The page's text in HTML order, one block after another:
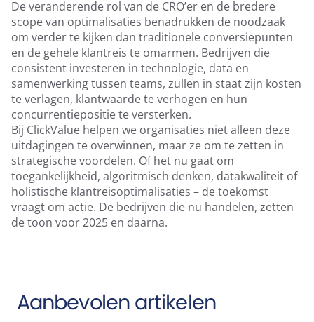
De veranderende rol van de CRO’er en de bredere
scope van optimalisaties benadrukken de noodzaak
om verder te kijken dan traditionele conversiepunten
en de gehele klantreis te omarmen. Bedrijven die
consistent investeren in technologie, data en
samenwerking tussen teams, zullen in staat zijn kosten
te verlagen, klantwaarde te verhogen en hun
concurrentiepositie te versterken.
Bij ClickValue helpen we organisaties niet alleen deze
uitdagingen te overwinnen, maar ze om te zetten in
strategische voordelen. Of het nu gaat om
toegankelijkheid, algoritmisch denken, datakwaliteit of
holistische klantreisoptimalisaties – de toekomst
vraagt om actie. De bedrijven die nu handelen, zetten
de toon voor 2025 en daarna.
Aanbevolen artikelen